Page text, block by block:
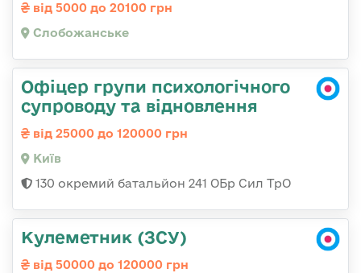
від 5000 до 20100 грн
Слобожанське
Офіцер групи психологічного
супроводу та відновлення
від 25000 до 120000 грн
Київ
130 окремий батальйон 241 ОБр Сил ТрО
Кулеметник (ЗСУ)
від 50000 до 120000 грн